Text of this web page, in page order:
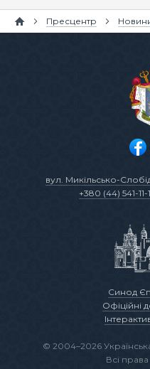
Пресцентр
вул. Микільсько-
+380 (44) 541-11-
Синод
Офіційні
© 2004–2026
Всі